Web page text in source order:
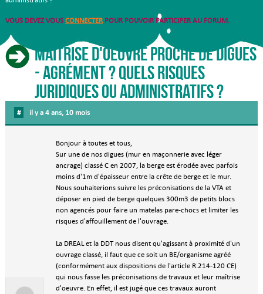
VOUS DEVEZ VOUS CONNECTERPOUR POUVOIR PARTICIPER AU FORUM.
Maitrise d'oeuvre proche de digues
- agrément ? quels risques
juridiques ou administratifs ?
# il y a 4 ans, 10 mois
Bonjour à toutes et tous,
Sur une de nos digues (mur en maçonnerie avec léger
ancrage) classé C en 2007, la berge est érodée avec parfois
moins d'1m d'épaisseur entre la crête de berge et le mur.
Nous souhaiterions suivre les préconisations de la VTA et
déposer en pied de berge quelques 300m3 de petits blocs
non agencés pour faire un matelas pare-chocs et limiter les
risques d'affouillement de l'ouvrage.
La DREAL et la DDT nous disent qu'agissant à proximité d'un
ouvrage classé, il faut que ce soit un BE/organisme agréé
(conformément aux dispositions de l'article R.214-120 CE)
qui nous fasse les préconisations de travaux et leur maîtrise
d'oeuvre. En effet, il est jugé que ces travaux auront